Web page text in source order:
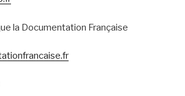
la Documentation Française